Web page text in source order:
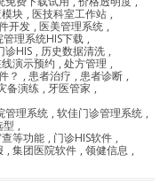
块 , 医技科室工作站 ,
开发 , 医美管理系统 ,
管理系统HIS下载 ,
诊HIS , 历史数据清洗 ,
演示预约 , 处方管理 ,
？ , 患者治疗 , 患者诊断 ,
备演练 , 牙医管家 ,
管理系统 , 软佳门诊管理系统 ,
型 ,
等功能 , 门诊HIS软件 ,
, 集团医院软件 , 领健信息 ,